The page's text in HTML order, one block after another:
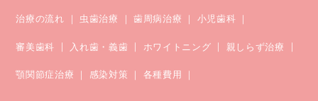
治療の流れ 虫歯治療 歯周病治療 小児歯科
審美歯科 入れ歯・義歯 ホワイトニング 親しらず治療
顎関節症治療 感染対策 各種費用